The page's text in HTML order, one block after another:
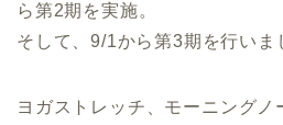
ら第2期を実施。
そして、9/1から第3期を行いま
ヨガストレッチ、モーニングノ